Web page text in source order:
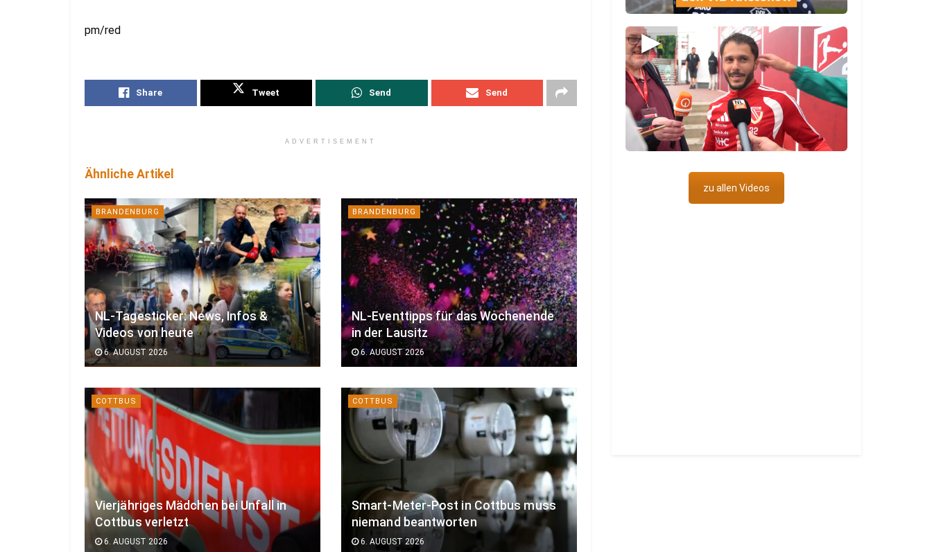
pm/red
Share Tweet Send Send
ADVERTISEMENT
Ähnliche Artikel
BRANDENBURG
NL-Tagesticker: News, Infos &
Videos von heute
6. AUGUST 2026
BRANDENBURG
NL-Eventtipps für das Wochenende
in der Lausitz
6. AUGUST 2026
COTTBUS
Vierjähriges Mädchen bei Unfall in
Cottbus verletzt
6. AUGUST 2026
COTTBUS
Smart-Meter-Post in Cottbus muss
niemand beantworten
6. AUGUST 2026
▶
zu allen Videos